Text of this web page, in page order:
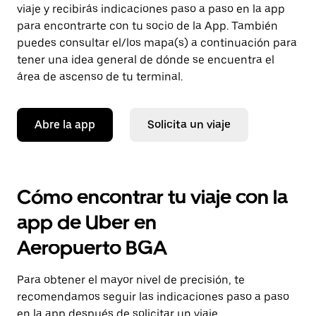
viaje y recibirás indicaciones paso a paso en la app
para encontrarte con tu socio de la App. También
puedes consultar el/los mapa(s) a continuación para
tener una idea general de dónde se encuentra el
área de ascenso de tu terminal.
Abre la app Solicita un viaje
Cómo encontrar tu viaje con la
app de Uber en
Aeropuerto BGA
Para obtener el mayor nivel de precisión, te
recomendamos seguir las indicaciones paso a paso
en la app después de solicitar un viaje.